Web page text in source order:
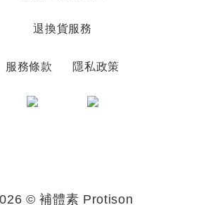
退換貨服務
服務條款 隱私政策
© 補體素 Protison